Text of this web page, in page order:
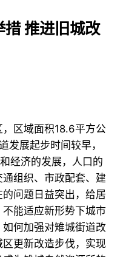
推进旧城改
区域面积18.6平方公
发展起步时间较早，
经济的发展，人口的
组织、市政配套、建
问题日益突出，给居
能适应新形势下城市
何加强对雉城街道改
更新改造步伐，实现